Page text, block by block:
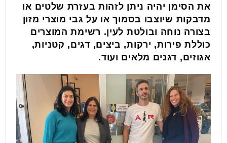
את הסימן יהיה ניתן לזהות בעזרת שלטים או
מדבקות שיוצבו בסמוך או על גבי מוצרי מזון
בצורה נוחה ובולטת לעין. רשימת המוצרים
כוללת פירות, ירקות, ביצים, דגים, קטניות,
אגוזים, דגנים מלאים ועוד.